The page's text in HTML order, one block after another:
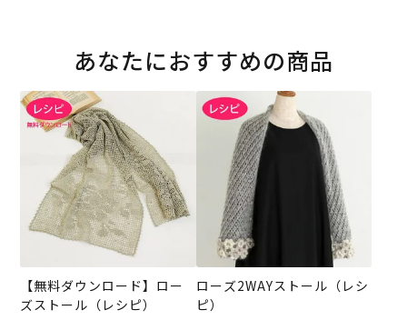
あなたにおすすめの商品
【無料ダウンロード】ロー
ズストール（レシピ）
ローズ2WAYストール（レシ
ピ）